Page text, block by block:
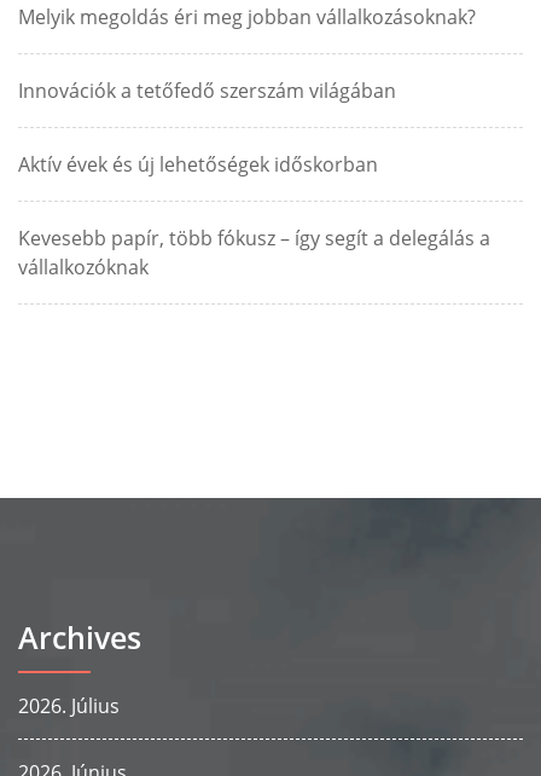
Melyik megoldás éri meg jobban vállalkozásoknak?
Innovációk a tetőfedő szerszám világában
Aktív évek és új lehetőségek időskorban
Kevesebb papír, több fókusz – így segít a delegálás a
vállalkozóknak
Archives
2026. Július